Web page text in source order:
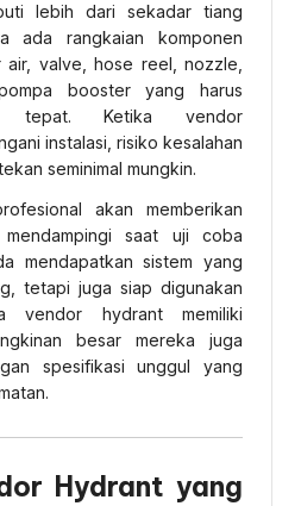
lebih dari sekadar tiang
ada rangkaian komponen
valve, hose reel, nozzle,
booster yang harus
tepat. Ketika vendor
instalasi, risiko kesalahan
seminimal mungkin.
akan memberikan
saat uji coba
mendapatkan sistem yang
tetapi juga siap digunakan
vendor hydrant memiliki
besar mereka juga
spesifikasi unggul yang
Hydrant yang